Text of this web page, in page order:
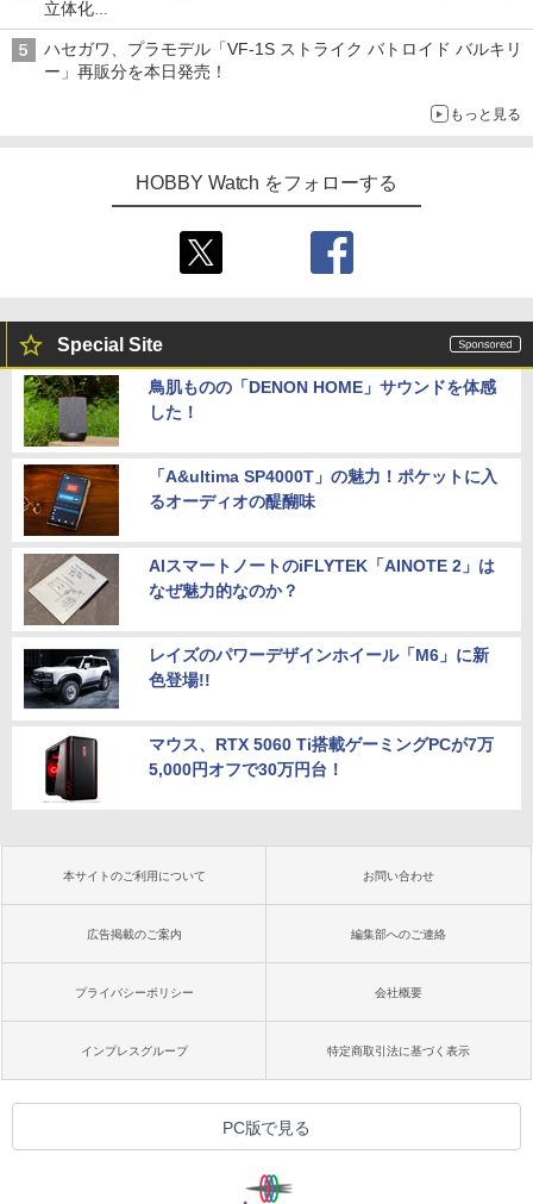
立体化
ライトニング・マックィーンやメーターなど4種がラインナップ
ハセガワ、プラモデル「VF-1S ストライク バトロイド バルキリ
ー」再販分を本日発売！
もっと見る
HOBBY Watch をフォローする
Special Site
鳥肌ものの「DENON HOME」サウンドを体感
した！
「A&ultima SP4000T」の魅力！ポケットに入
るオーディオの醍醐味
AIスマートノートのiFLYTEK「AINOTE 2」は
なぜ魅力的なのか？
レイズのパワーデザインホイール「M6」に新
色登場!!
マウス、RTX 5060 Ti搭載ゲーミングPCが7万
5,000円オフで30万円台！
本サイトのご利用について お問い合わせ
広告掲載のご案内 編集部へのご連絡
プライバシーポリシー 会社概要
インプレスグループ 特定商取引法に基づく表示
PC版で見る